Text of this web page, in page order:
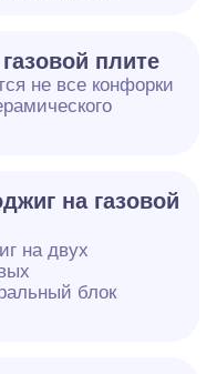
плите
не все конфорки
на газовой
на двух
блок